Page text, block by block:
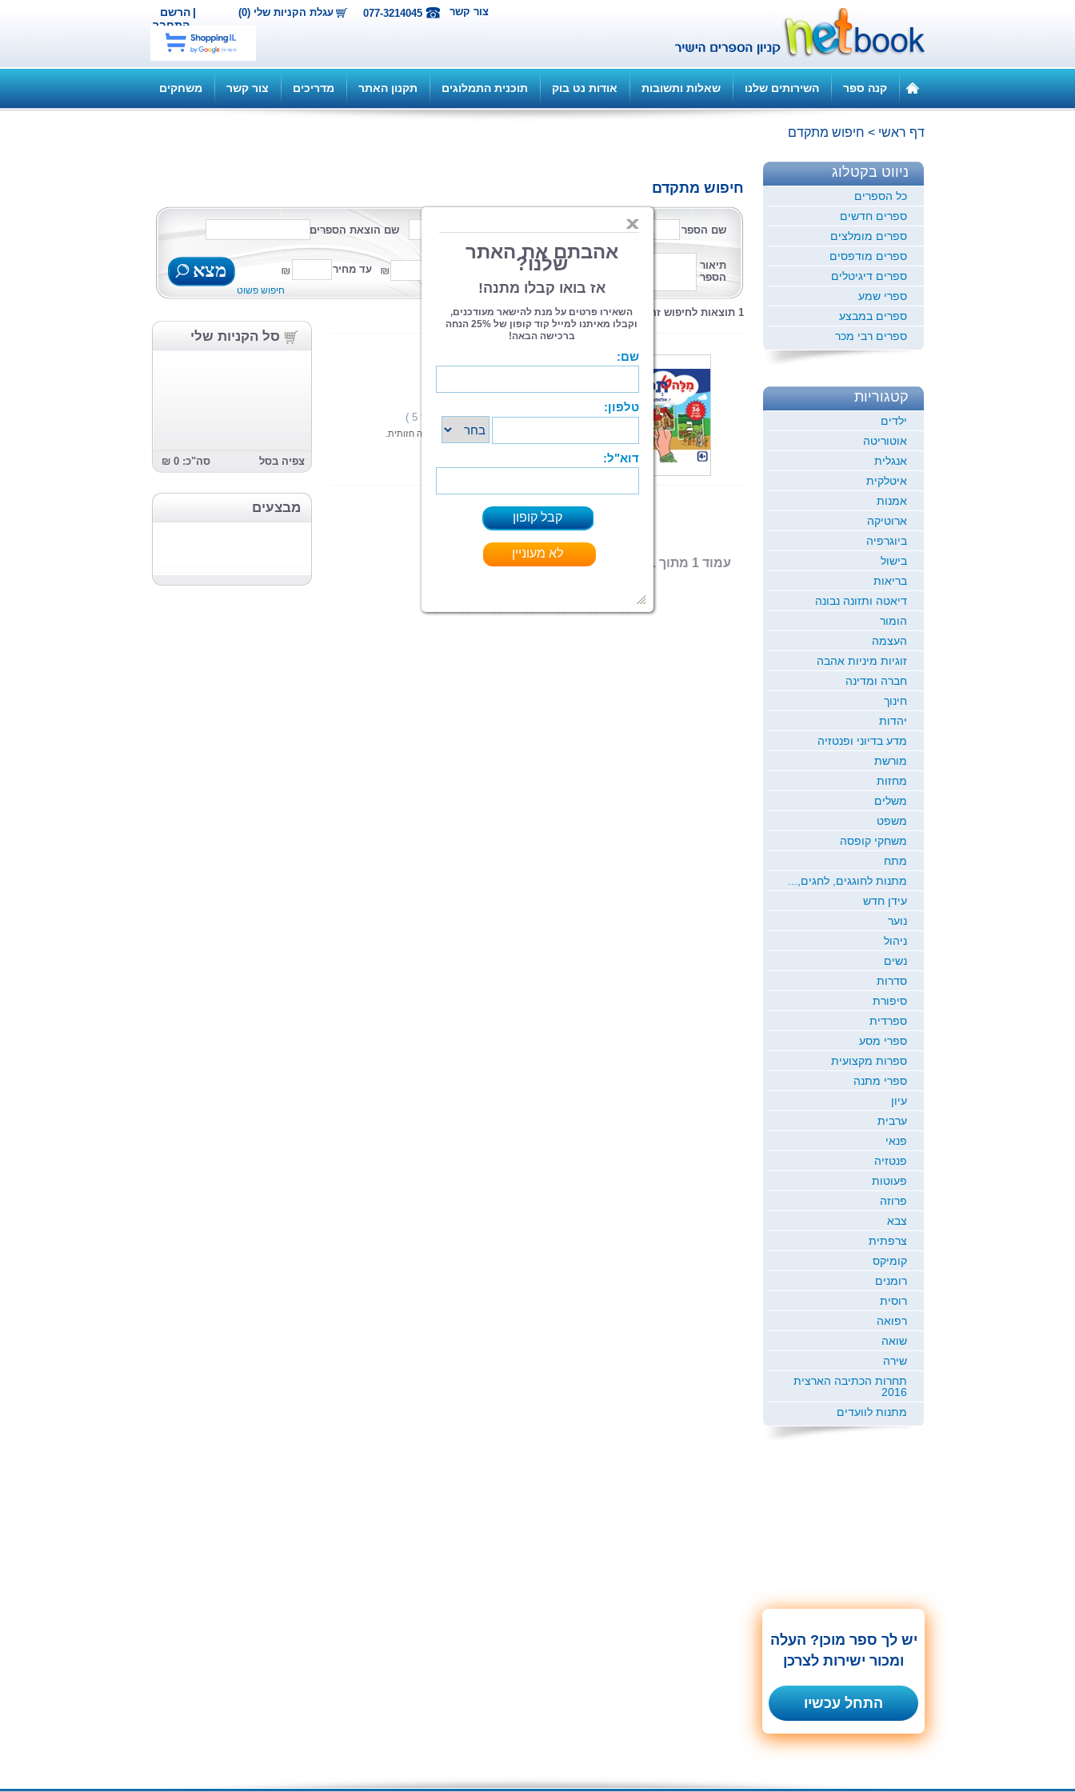
הרשם |
התחבר
עגלת הקניות שלי (0) 077-3214045 צור קשר
קנה ספר השירותים שלנו שאלות ותשובות אודות נט בוק תוכנית התמלוגים תקנון האתר מדריכים צור קשר משחקים
דף ראשי > חיפוש מתקדם
חיפוש מתקדם
שם הספר שם המחבר שם הוצאת הספרים
תיאור
הספר
עד מחיר
קטגוריה
פורמט מצא
חיפוש פשוט
סל הקניות שלי
צפיה בסל סה"כ: 0 ₪
מבצעים
1 תוצאות לחיפוש זה
דירוג:
(1 מדרגים,ניקוד 5 )
משחק לפיתוח יכולת הקריאה דרך יצירה והתאמה חזותית.
קרא עוד > > >
עמוד 1 מתוך 1
ניווט בקטלוג
כל הספרים
ספרים חדשים
ספרים מומלצים
ספרים מודפסים
ספרים דיגיטלים
ספרי שמע
ספרים במבצע
ספרים רבי מכר
קטגוריות
ילדים
אוטוריטה
אנגלית
איטלקית
אמנות
ארוטיקה
ביוגרפיה
בישול
בריאות
דיאטה ותזונה נבונה
הומור
העצמה
זוגיות מיניות אהבה
חברה ומדינה
חינוך
יהדות
מדע בדיוני ופנטזיה
מורשת
מחזות
משלים
משפט
משחקי קופסה
מתח
מתנות לחוגגים, לחגים,...
עידן חדש
נוער
ניהול
נשים
סדרות
סיפורת
ספרדית
ספרי מסע
ספרות מקצועית
ספרי מתנה
עיון
ערבית
פנאי
פנטזיה
פעוטות
פרוזה
צבא
צרפתית
קומיקס
רומנים
רוסית
רפואה
שואה
שירה
תחרות הכתיבה הארצית
2016
מתנות לוועדים
יש לך ספר מוכן? העלה
ומכור ישירות לצרכן
התחל עכשיו